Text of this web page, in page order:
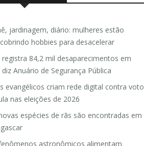
jardinagem, diário: mulheres estão
hobbies para desacelerar
registra 84,2 mil desaparecimentos em
diz Anuário de Segurança Pública
evangélicos criam rede digital contra voto
nas eleições de 2026
espécies de rãs são encontradas em
astronômicos alimentam